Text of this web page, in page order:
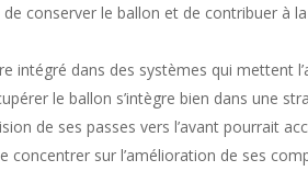
de conserver le ballon et de contribuer à
intégré dans des systèmes qui mettent
le ballon s’intègre bien dans une
de ses passes vers l’avant pourrait
concentrer sur l’amélioration de ses